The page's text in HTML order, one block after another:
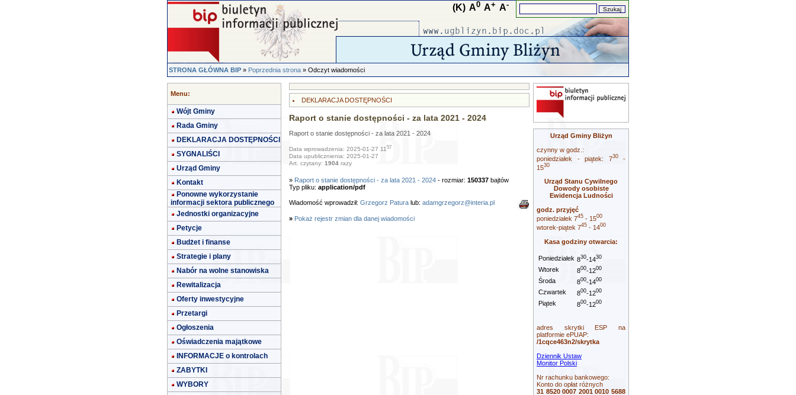
(K) A0 A+ A-
STRONA GŁÓWNA BIP»Poprzednia strona» Odczyt wiadomości
Menu:
Wójt Gminy
Rada Gminy
DEKLARACJA DOSTĘPNOŚCI
SYGNALIŚCI
Urząd Gminy
Kontakt
Ponowne wykorzystanie
informacji sektora publicznego
Jednostki organizacyjne
Petycje
Budżet i finanse
Strategie i plany
Nabór na wolne stanowiska
Rewitalizacja
Oferty inwestycyjne
Przetargi
Ogłoszenia
Oświadczenia majątkowe
INFORMACJE o kontrolach
ZABYTKI
WYBORY
DEKLARACJA DOSTĘPNOŚCI
Raport o stanie dostępności - za lata 2021 - 2024
Raport o stanie dostępności - za lata 2021 - 2024
Data wprowadzenia: 2025-01-27 1157
Data upublicznienia: 2025-01-27
Art. czytany: 1904razy
» Raport o stanie dostępności - za lata 2021 - 2024- rozmiar: 150337bajtów
Typ pliku: application/pdf
Wiadomość wprowadził: Grzegorz Paturalub: adamgrzegorz@interia.pl
» Pokaż rejestr zmian dla danej wiadomości
Urząd Gminy Bliżyn
czynny w godz.:
poniedziałek - piątek: 730-
1530
Urząd Stanu Cywilnego
Dowody osobiste
Ewidencja Ludności
godz. przyjęć
poniedziałek 745 - 1500
wtorek-piątek 745 - 1400
Kasa godziny otwarcia:
Poniedziałek 830-1430
Wtorek 800-1200
Środa 800-1400
Czwartek 800-1200
Piątek 800-1200
adres skrytki ESP na
platformie ePUAP:
/1cqce463n2/skrytka
Dziennik Ustaw
Monitor Polski
Nr rachunku bankowego:
Konto do opłat różnych
31 8520 0007 2001 0010 5688